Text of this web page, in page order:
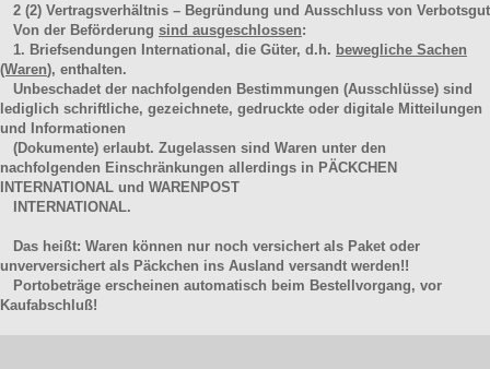
2 (2) Vertragsverhältnis – Begründung und Ausschluss von Verbotsgut
Von der Beförderung sind ausgeschlossen:
1. Briefsendungen International, die Güter, d.h. bewegliche Sachen
(Waren), enthalten.
Unbeschadet der nachfolgenden Bestimmungen (Ausschlüsse) sind
lediglich schriftliche, gezeichnete, gedruckte oder digitale Mitteilungen
und Informationen
(Dokumente) erlaubt. Zugelassen sind Waren unter den
nachfolgenden Einschränkungen allerdings in PÄCKCHEN
INTERNATIONAL und WARENPOST
INTERNATIONAL.
Das heißt: Waren können nur noch versichert als Paket oder
unverversichert als Päckchen ins Ausland versandt werden!!
Portobeträge erscheinen automatisch beim Bestellvorgang, vor
Kaufabschluß!